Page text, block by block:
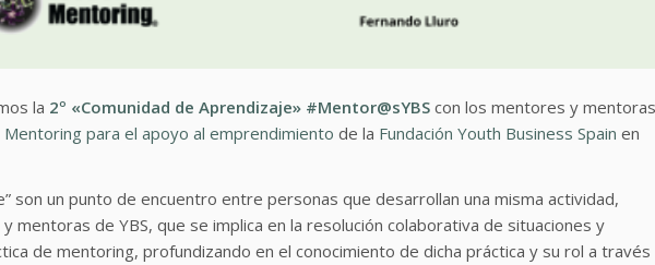
la 2º «Comunidad de Aprendizaje» #Mentor@sYBS con los mentores y mentoras
para el apoyo al emprendimiento de la Fundación Youth Business Spain en
son un punto de encuentro entre personas que desarrollan una misma actividad,
mentoras de YBS, que se implica en la resolución colaborativa de situaciones y
de mentoring, profundizando en el conocimiento de dicha práctica y su rol a través